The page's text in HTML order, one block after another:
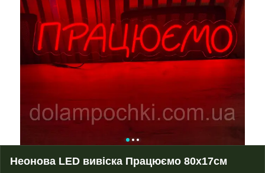
Неонова LED вивіска Працюємо 80х17см